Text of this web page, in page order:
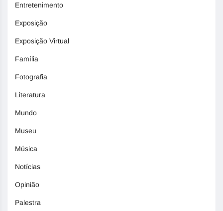
Entretenimento
Exposição
Exposição Virtual
Família
Fotografia
Literatura
Mundo
Museu
Música
Notícias
Opinião
Palestra